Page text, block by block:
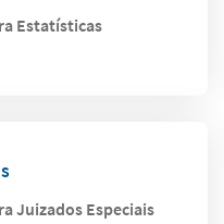
Estatísticas
Juizados Especiais